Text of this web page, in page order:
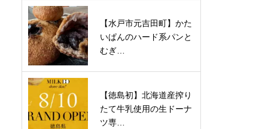
【水戸市元吉田町】かた
いぱんのハード系パンと
むぎ…
【徳島初】北海道産搾り
たて牛乳使用の生ドーナ
ツ専…